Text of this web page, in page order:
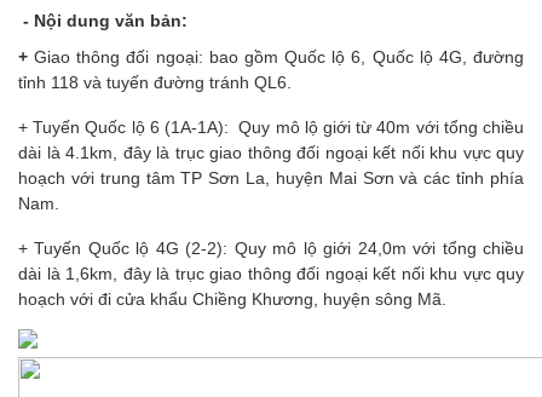
- Nội dung văn bản:
+Giao thông đối ngoại: bao gồm Quốc lộ 6, Quốc lộ 4G, đường
tỉnh 118 và tuyến đường tránh QL6.
+ Tuyến Quốc lộ 6 (1A-1A): Quy mô lộ giới từ 40m với tổng chiều
dài là 4.1km, đây là trục giao thông đối ngoại kết nối khu vực quy
hoạch với trung tâm TP Sơn La, huyện Mai Sơn và các tỉnh phía
Nam.
+ Tuyến Quốc lộ 4G (2-2): Quy mô lộ giới 24,0m với tổng chiều
dài là 1,6km, đây là trục giao thông đối ngoại kết nối khu vực quy
hoạch với đi cửa khẩu Chiềng Khương, huyện sông Mã.